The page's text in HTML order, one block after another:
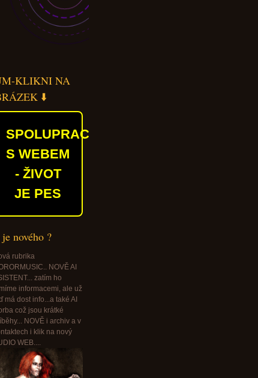
KLIKNI NA
⬇️
SPOLUPRACUJEME
S WEBEM
- ŽIVOT
JE PES
nového ?
rubrika
NOVĚ AI
zatím ho
informacemi, ale už
má dost info...a také AI
což jsou krátké
NOVĚ i archiv a v
i klik na nový
WEB....